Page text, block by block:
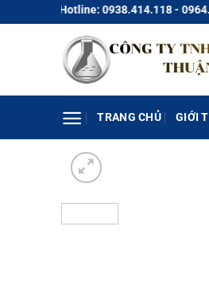
đến
Hotline: 0938.414.118 -
TRANG CHỦ GIỚI